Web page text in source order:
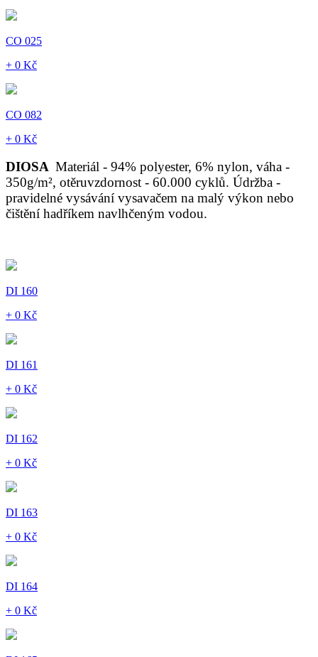
CO 025
+ 0 Kč
CO 082
+ 0 Kč
DIOSA Materiál - 94% polyester, 6% nylon, váha -
350g/m², otěruvzdornost - 60.000 cyklů. Údržba -
pravidelné vysávání vysavačem na malý výkon nebo
čištění hadříkem navlhčeným vodou.
DI 160
+ 0 Kč
DI 161
+ 0 Kč
DI 162
+ 0 Kč
DI 163
+ 0 Kč
DI 164
+ 0 Kč